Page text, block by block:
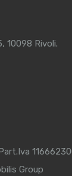
10098 Rivoli.
Group